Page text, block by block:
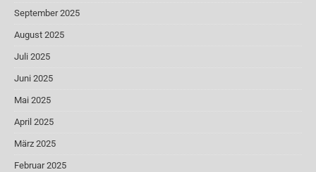
September 2025
August 2025
Juli 2025
Juni 2025
Mai 2025
April 2025
März 2025
Februar 2025